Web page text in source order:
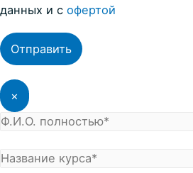
данных и с офертой
×